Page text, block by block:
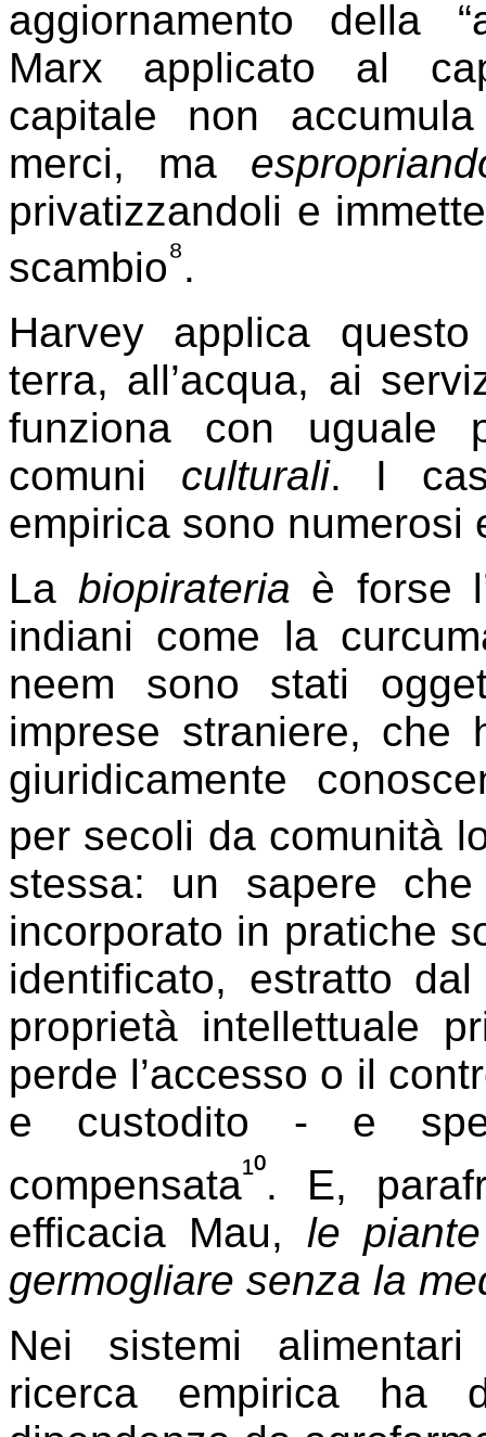
aggiornamento della
Marx applicato al
capitale non
merci, ma
privatizzandoli e
scambio⁸.
Harvey applica
terra, all’acqua, ai
funziona con uguale
comuni culturali. I
empirica sono numerosi
La biopirateria è forse
indiani come la
neem sono stati
imprese straniere, che
giuridicamente
per secoli da comunità
stessa: un sapere
incorporato in pratiche
identificato, estratto
proprietà intellettuale
perde l’accesso o il
e custodito - e
compensata¹⁰. E,
efficacia Mau, le
germogliare senza la
Nei sistemi
ricerca empirica ha